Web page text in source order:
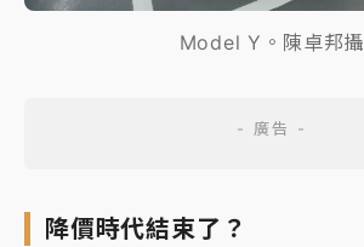
Model Y。陳卓邦攝
降價時代結束了？